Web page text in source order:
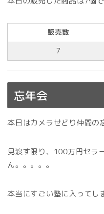
販売数
7
忘年会
本日はカメラせどり仲間の
見渡す限り、100万円セラ
ん。。。。。
本当にすごい塾に入ってし